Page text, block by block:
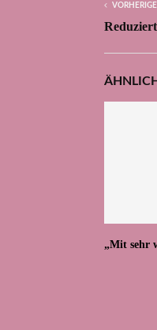
„Mit sehr